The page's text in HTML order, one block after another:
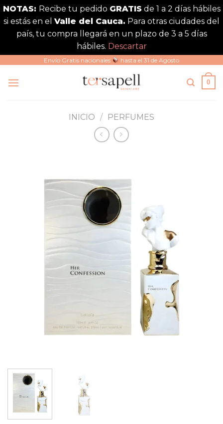
NOTAS: Recibe tu pedido GRATIS de 1 a 2 días hábiles
si estás en el Valle del Cauca. Para otras ciudades del
país, tu compra llegará en un plazo de 3 a 5 días
hábiles. Descartar
contenido
Envío Gratis nacionales hasta el 31 de Agosto
0
INICIO / PERFUMES